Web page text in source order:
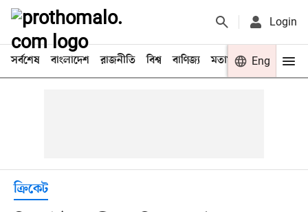
Login
সর্বশেষ বাংলাদেশ রাজনীতি বিশ্ব বাণিজ্য মতামত খেলা
Eng
ক্রিকেট